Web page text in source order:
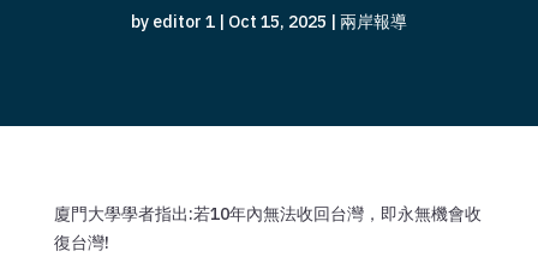
by editor 1| Oct 15, 2025 | 兩岸報導
廈門大學學者指出:若10年內無法收回台灣，即永無機會收
復台灣!